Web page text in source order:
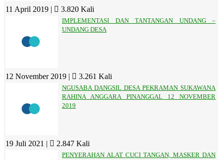
11 April 2019 | 3.820 Kali
IMPLEMENTASI DAN TANTANGAN UNDANG –
UNDANG DESA
12 November 2019 | 3.261 Kali
NGUSABA DANGSIL DESA PEKRAMAN SUKAWANA
RAHINA ANGGARA PINANGGAL 12 NOVEMBER
2019
19 Juli 2021 | 2.847 Kali
PENYERAHAN ALAT CUCI TANGAN, MASKER DAN